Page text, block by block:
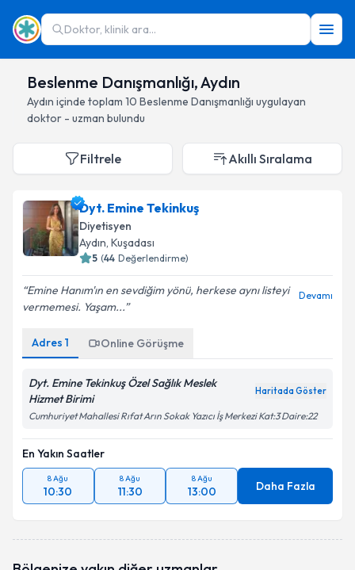
Doktor, klinik ara...
Beslenme Danışmanlığı, Aydın
Aydın içinde toplam 10 Beslenme Danışmanlığı uygulayan
doktor - uzman bulundu
Filtrele Akıllı Sıralama
Dyt. Emine Tekinkuş
Diyetisyen
Aydın, Kuşadası
5 (44 Değerlendirme)
Emine Hanım'ın en sevdiğim yönü, herkese aynı listeyi
vermemesi. Yaşam...
Devamı
Adres 1 Online Görüşme
Dyt. Emine Tekinkuş Özel Sağlık Meslek
Hizmet Birimi
Haritada Göster
Cumhuriyet Mahallesi Rıfat Arın Sokak Yazıcı İş Merkezi Kat:3 Daire:22
En Yakın Saatler
8 Ağu
10:30
8 Ağu
11:30
8 Ağu
13:00 Daha Fazla